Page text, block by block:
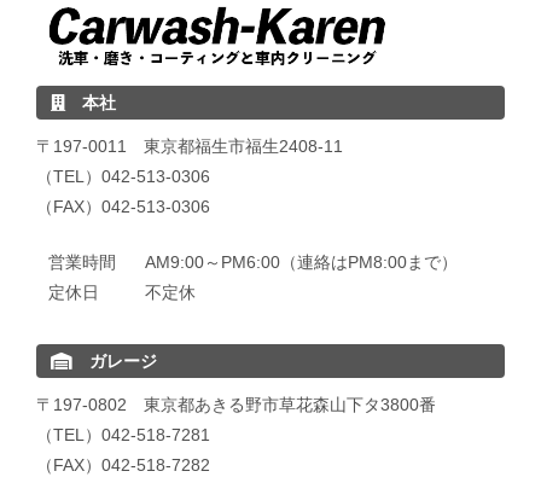
本社
〒197-0011 東京都福生市福生2408-11
（TEL）042-513-0306
（FAX）042-513-0306
営業時間
AM9:00～PM6:00（連絡はPM8:00まで）
定休日
不定休
ガレージ
〒197-0802 東京都あきる野市草花森山下タ3800番
（TEL）042-518-7281
（FAX）042-518-7282